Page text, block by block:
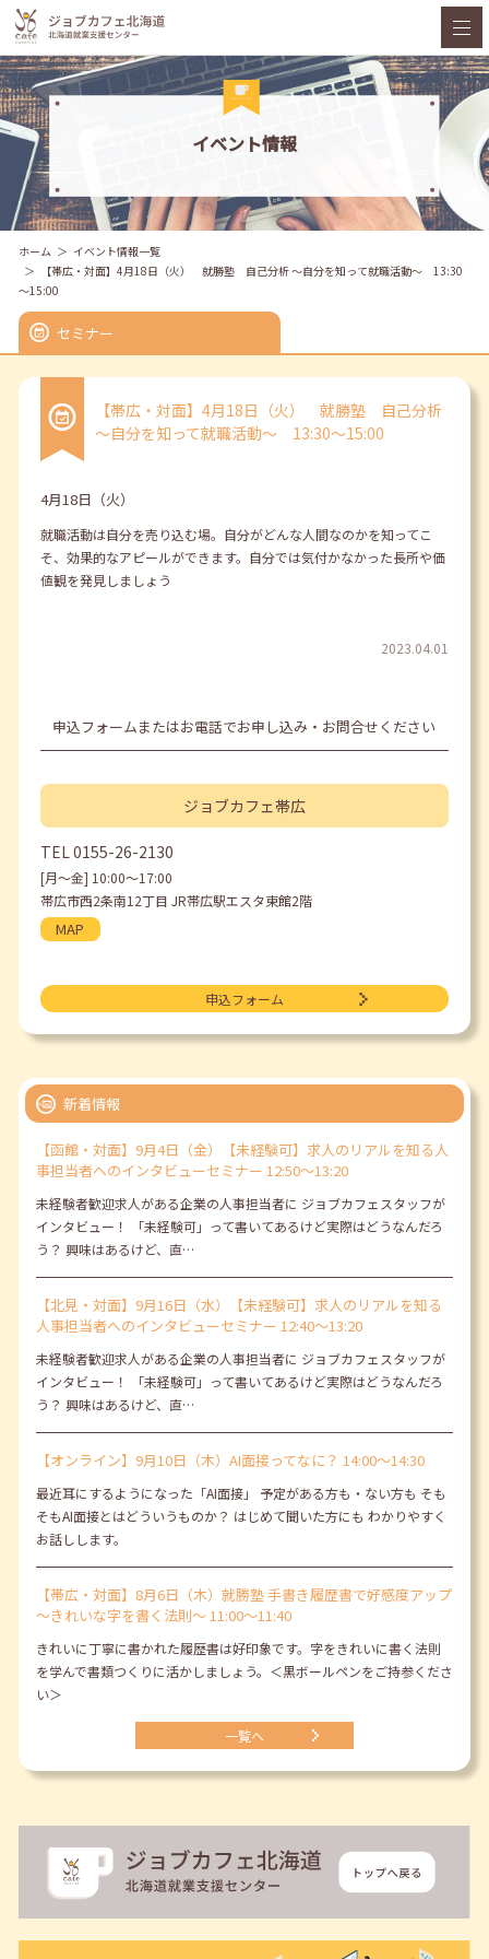
イベント情報
ホーム
イベント情報一覧
【帯広・対面】4月18日（火） 就勝塾 自己分析 ～自分を知って就職活動～ 13:30
～15:00
セミナー
【帯広・対面】4月18日（火） 就勝塾 自己分析
～自分を知って就職活動～ 13:30～15:00
4月18日（火）
就職活動は自分を売り込む場。自分がどんな人間なのかを知ってこ
そ、効果的なアピールができます。自分では気付かなかった長所や価
値観を発見しましょう
2023.04.01
申込フォームまたはお電話でお申し込み・お問合せください
ジョブカフェ帯広
TEL0155-26-2130
[月〜金] 10:00〜17:00
帯広市西2条南12丁目 JR帯広駅エスタ東館2階
MAP
申込フォーム
新着情報
【函館・対面】9月4日（金）【未経験可】求人のリアルを知る人
事担当者へのインタビューセミナー 12:50～13:20
未経験者歓迎求人がある企業の人事担当者に ジョブカフェスタッフが
インタビュー！ 「未経験可」って書いてあるけど実際はどうなんだろ
う？ 興味はあるけど、直…
【北見・対面】9月16日（水）【未経験可】求人のリアルを知る
人事担当者へのインタビューセミナー 12:40～13:20
未経験者歓迎求人がある企業の人事担当者に ジョブカフェスタッフが
インタビュー！ 「未経験可」って書いてあるけど実際はどうなんだろ
う？ 興味はあるけど、直…
【オンライン】9月10日（木）AI面接ってなに？ 14:00～14:30
最近耳にするようになった「AI面接」 予定がある方も・ない方も そも
そもAI面接とはどういうものか？ はじめて聞いた方にも わかりやすく
お話しします。
【帯広・対面】8月6日（木）就勝塾 手書き履歴書で好感度アップ
～きれいな字を書く法則～ 11:00～11:40
きれいに丁寧に書かれた履歴書は好印象です。字をきれいに書く法則
を学んで書類つくりに活かしましょう。＜黒ボールペンをご持参くださ
い＞
一覧へ